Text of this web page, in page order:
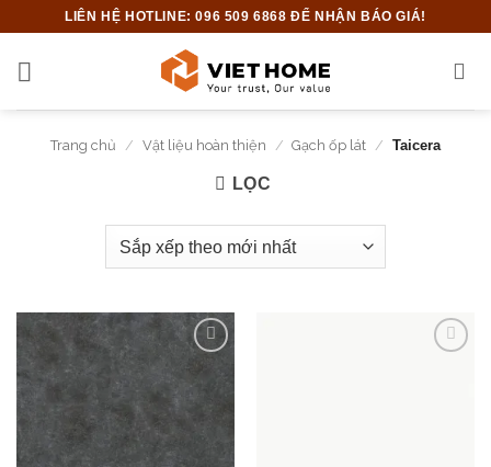
nội
LIÊN HỆ HOTLINE: 096 509 6868 ĐỂ NHẬN BÁO GIÁ!
Trang chủ / Vật liệu hoàn thiện / Gạch ốp lát / Taicera
LỌC
Add to
wishlist